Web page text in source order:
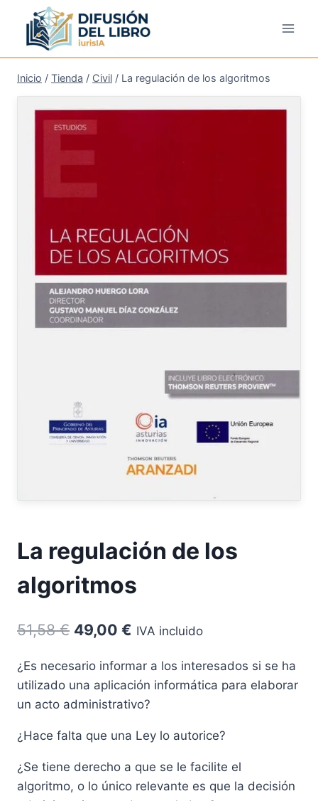
contenido
Inicio / Tienda / Civil / La regulación de los algoritmos
¡Oferta!
La regulación de los
algoritmos
51,58€ El
original
era:
49,00 € El
actual
es:
IVA incluido
¿Es necesario informar a los interesados si se ha
utilizado una aplicación informática para elaborar
un acto administrativo?
¿Hace falta que una Ley lo autorice?
¿Se tiene derecho a que se le facilite el
algoritmo, o lo único relevante es que la decisión